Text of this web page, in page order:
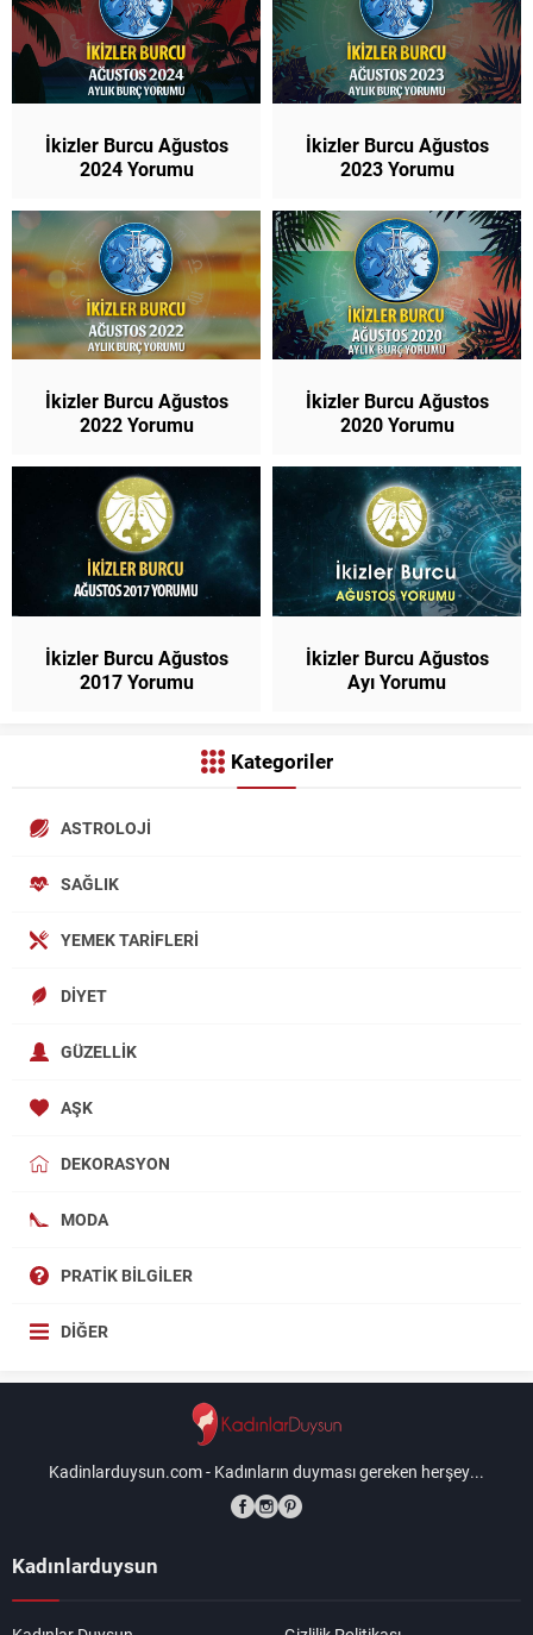
İkizler Burcu Ağustos
2024 Yorumu
İkizler Burcu Ağustos
2023 Yorumu
İkizler Burcu Ağustos
2022 Yorumu
İkizler Burcu Ağustos
2020 Yorumu
İkizler Burcu Ağustos
2017 Yorumu
İkizler Burcu Ağustos
Ayı Yorumu
Kategoriler
ASTROLOJI
SAĞLIK
YEMEK TARIFLERI
DIYET
GÜZELLIK
AŞK
DEKORASYON
MODA
PRATIK BILGILER
DIĞER
Kadinlarduysun.com - Kadınların duyması gereken herşey...
Kadınlarduysun